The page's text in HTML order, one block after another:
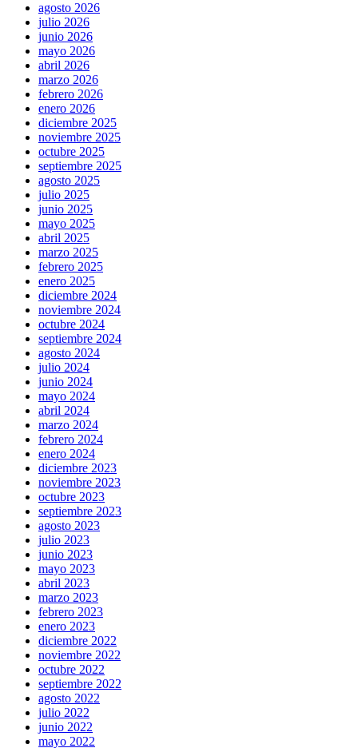
agosto 2026
julio 2026
junio 2026
mayo 2026
abril 2026
marzo 2026
febrero 2026
enero 2026
diciembre 2025
noviembre 2025
octubre 2025
septiembre 2025
agosto 2025
julio 2025
junio 2025
mayo 2025
abril 2025
marzo 2025
febrero 2025
enero 2025
diciembre 2024
noviembre 2024
octubre 2024
septiembre 2024
agosto 2024
julio 2024
junio 2024
mayo 2024
abril 2024
marzo 2024
febrero 2024
enero 2024
diciembre 2023
noviembre 2023
octubre 2023
septiembre 2023
agosto 2023
julio 2023
junio 2023
mayo 2023
abril 2023
marzo 2023
febrero 2023
enero 2023
diciembre 2022
noviembre 2022
octubre 2022
septiembre 2022
agosto 2022
julio 2022
junio 2022
mayo 2022